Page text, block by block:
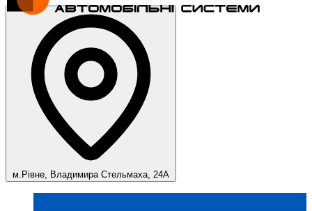
м.Рівне, Владимира Стельмаха, 24А